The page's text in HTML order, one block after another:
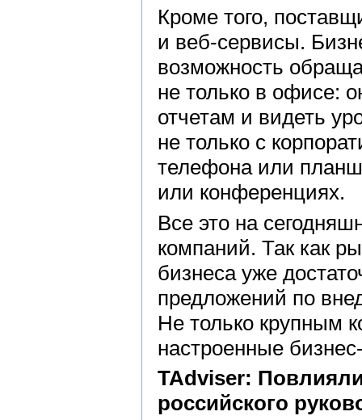
Кроме того,
и веб-сервисы.
возможность
не только в офисе:
отчетам и видеть
не только с
телефона или
или конференциях.
Все это на
компаний. Так как
бизнеса уже
предложений по
Не только крупным
настроенные
TAdviser:
российского